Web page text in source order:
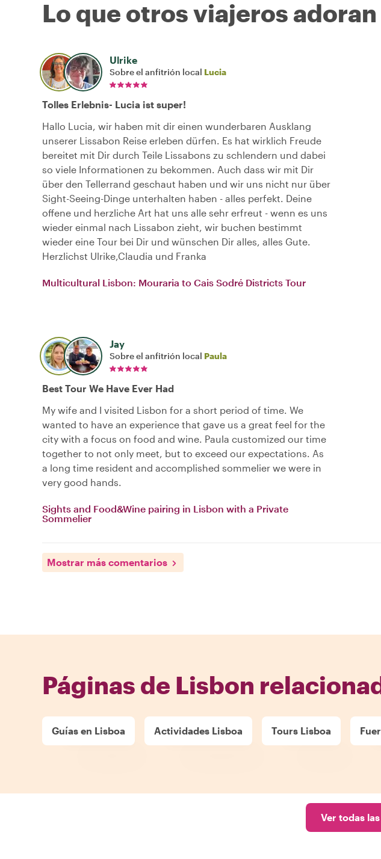
Lo que otros viajeros
Ulrike
Sobre el anfitrión local Lucia
Tolles Erlebnis- Lucia ist super!
Hallo Lucia, wir haben mit dir einen wunderbaren Ausklang
unserer Lissabon Reise erleben dürfen. Es hat wirklich Freude
bereitet mit Dir durch Teile Lissabons zu schlendern und dabei
so viele Informationen zu bekommen. Auch dass wir mit Dir
über den Tellerrand geschaut haben und wir uns nicht nur über
Sight-Seeing-Dinge unterhalten haben - alles perfekt. Deine
offene und herzliche Art hat uns alle sehr erfreut - wenn es uns
wieder einmal nach Lissabon zieht, wir buchen bestimmt
wieder eine Tour bei Dir und wünschen Dir alles, alles Gute.
Herzlichst Ulrike,Claudia und Franka
Multicultural Lisbon: Mouraria to Cais Sodré Districts Tour
Jay
Sobre el anfitrión local Paula
Best Tour We Have Ever Had
My wife and I visited Lisbon for a short period of time. We
wanted to have an experience that gave us a great feel for the
city with a focus on food and wine. Paula customized our time
together to not only meet, but to exceed our expectations. As
a long time resident and accomplished sommelier we were in
very good hands.
Sights and Food&Wine pairing in Lisbon with a Private
Sommelier
Mostrar más comentarios
Páginas de Lisbon
Guías en Lisboa Actividades Lisboa Tours Lisboa
Ver todas